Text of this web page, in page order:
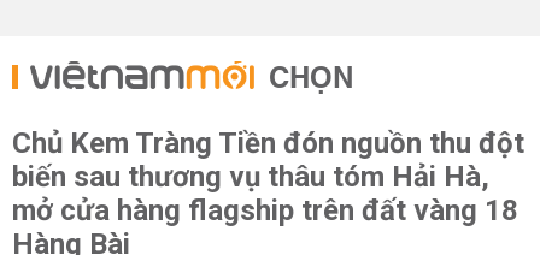
CHỌN
Chủ Kem Tràng Tiền đón nguồn thu đột
biến sau thương vụ thâu tóm Hải Hà,
mở cửa hàng flagship trên đất vàng 18
Hàng Bài